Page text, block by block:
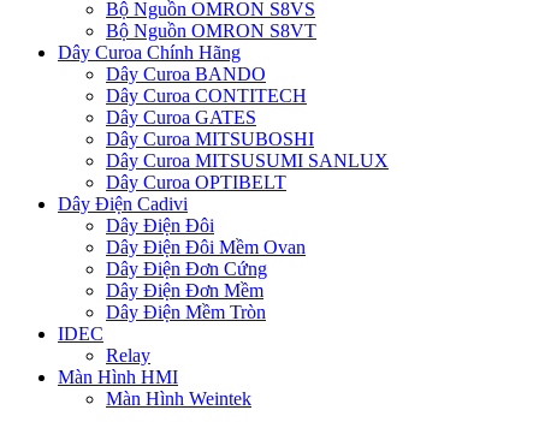
Bộ Nguồn OMRON S8VS
Bộ Nguồn OMRON S8VT
Dây Curoa Chính Hãng
Dây Curoa BANDO
Dây Curoa CONTITECH
Dây Curoa GATES
Dây Curoa MITSUBOSHI
Dây Curoa MITSUSUMI SANLUX
Dây Curoa OPTIBELT
Dây Điện Cadivi
Dây Điện Đôi
Dây Điện Đôi Mềm Ovan
Dây Điện Đơn Cứng
Dây Điện Đơn Mềm
Dây Điện Mềm Tròn
IDEC
Relay
Màn Hình HMI
Màn Hình Weintek